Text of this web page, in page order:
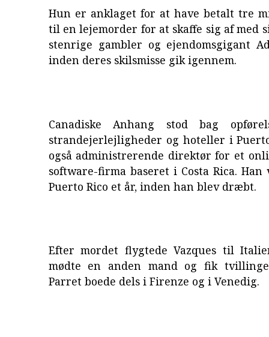
Hun er anklaget for at have betalt tre
til en lejemorder for at skaffe sig af med
stenrige gambler og ejendomsgigant
inden deres skilsmisse gik igennem.
Canadiske Anhang stod bag
strandejerlejligheder og hoteller i
også administrerende direktør for et
software-firma baseret i Costa Rica.
Puerto Rico et år, inden han blev dræbt.
Efter mordet flygtede Vazques til
mødte en anden mand og fik
Parret boede dels i Firenze og i Venedig.